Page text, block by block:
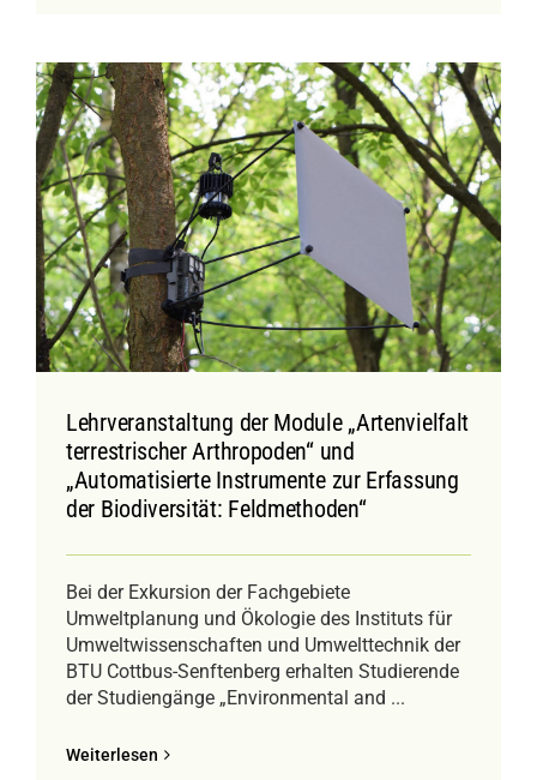
Lehrveranstaltung der Module „Artenvielfalt
terrestrischer Arthropoden“ und
„Automatisierte Instrumente zur Erfassung
der Biodiversität: Feldmethoden“
Bei der Exkursion der Fachgebiete
Umweltplanung und Ökologie des Instituts für
Umweltwissenschaften und Umwelttechnik der
BTU Cottbus-Senftenberg erhalten Studierende
der Studiengänge „Environmental and ...
Weiterlesen